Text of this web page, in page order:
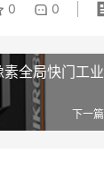
0 0
全局快门工业
下一篇